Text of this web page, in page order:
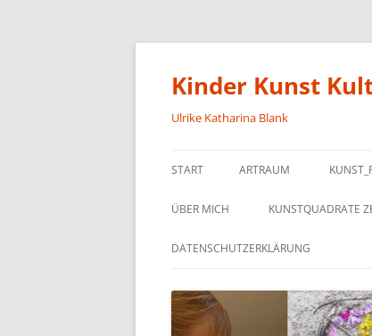
Kinder Kunst
Ulrike Katharina Blank
START ARTRAUM
ÜBER MICH KUNSTQUADRATE
DATENSCHUTZERKLÄRUNG